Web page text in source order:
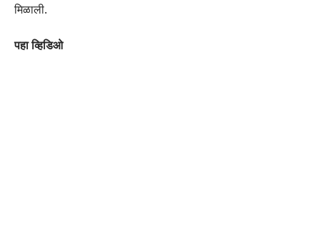
मिळाली.
पहा व्हिडिओ